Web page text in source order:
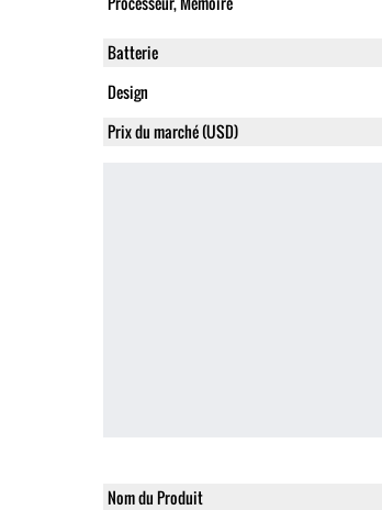
Batterie
Design
Prix du marché (USD)
Nom du Produit